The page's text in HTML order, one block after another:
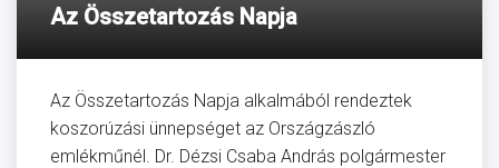
Az Összetartozás Napja
Az Összetartozás Napja alkalmából rendeztek
koszorúzási ünnepséget az Országzászló
emlékműnél. Dr. Dézsi Csaba András polgármester